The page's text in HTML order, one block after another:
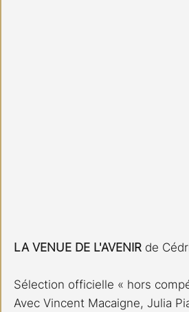
LA VENUE DE L'AVENIR de
Sélection officielle « hors
Avec Vincent Macaigne, Julia